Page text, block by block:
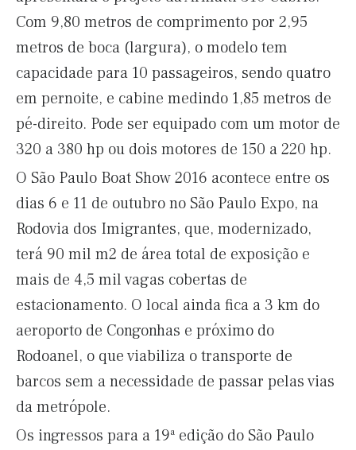
Com 9,80 metros de comprimento por 2,95
metros de boca (largura), o modelo tem
capacidade para 10 passageiros, sendo quatro
em pernoite, e cabine medindo 1,85 metros de
pé-direito. Pode ser equipado com um motor de
320 a 380 hp ou dois motores de 150 a 220 hp.
O São Paulo Boat Show 2016 acontece entre os
dias 6 e 11 de outubro no São Paulo Expo, na
Rodovia dos Imigrantes, que, modernizado,
terá 90 mil m2 de área total de exposição e
mais de 4,5 mil vagas cobertas de
estacionamento. O local ainda fica a 3 km do
aeroporto de Congonhas e próximo do
Rodoanel, o que viabiliza o transporte de
barcos sem a necessidade de passar pelas vias
da metrópole.
Os ingressos para a 19ª edição do São Paulo